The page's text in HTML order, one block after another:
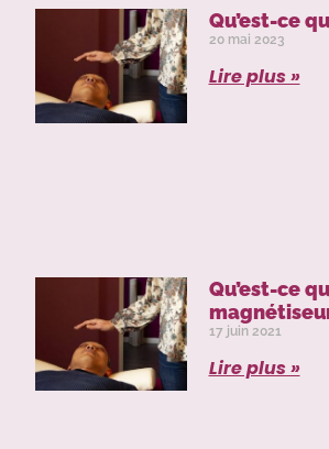
Qu’est-ce
20 mai 2023
Lire plus »
Qu’est-ce
17 juin 2021
Lire plus »